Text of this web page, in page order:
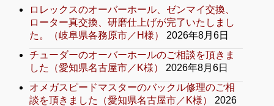
ロレックスのオーバーホール、ゼンマイ交換、
ローター真交換、研磨仕上げが完了いたしまし
た。（岐阜県各務原市／H様）
2026年8月6日
チューダーのオーバーホールのご相談を頂きま
した（愛知県名古屋市／K様）
2026年8月6日
オメガスピードマスターのバックル修理のご相
談を頂きました（愛知県名古屋市／K様）
2026